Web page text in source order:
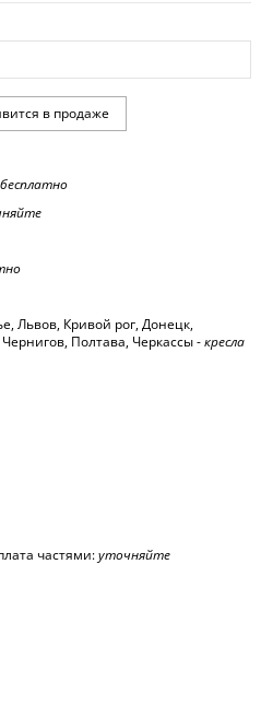
бесплатно
Львов, Кривой рог, Донецк,
Полтава, Черкассы -кресла
частями:уточняйте